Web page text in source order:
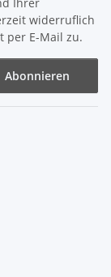
widerruflich
per E-Mail zu.
Abonnieren